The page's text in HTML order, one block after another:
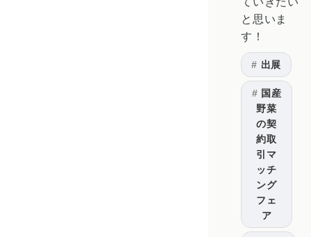
と思いま
す！
出展
国産
野菜
の契
約取
引マ
ッチ
ング
フェ
ア